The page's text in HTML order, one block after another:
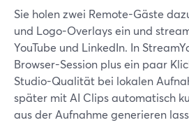
Sie holen zwei Remote-Gäste
und Logo-Overlays ein und
YouTube und LinkedIn. In
Browser-Session plus ein paar
Studio-Qualität bei lokalen
später mit AI Clips automatisch
aus der Aufnahme generieren